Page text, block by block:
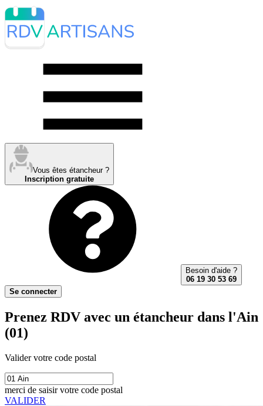
Vous êtes étancheur ?
Inscription gratuite
Besoin d'aide ?
06 19 30 53 69
Se connecter
Prenez RDV avec un étancheur dans l'Ain
(01)
Valider votre code postal
merci de saisir votre code postal
VALIDER